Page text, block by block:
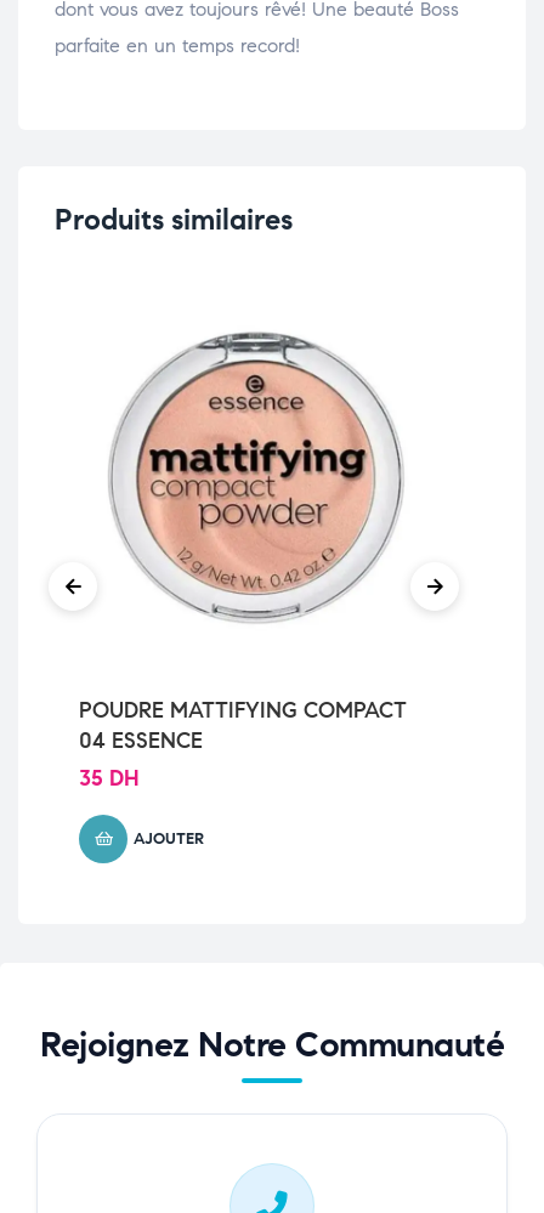
dont vous avez toujours rêvé! Une beauté Boss
parfaite en un temps record!
Produits similaires
POUDRE MATTIFYING COMPACT
04 ESSENCE
35 DH
AJOUTER
Rejoignez Notre Communauté